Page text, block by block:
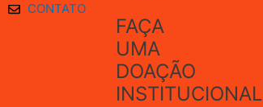
CONTATO
FAÇA
UMA
DOAÇÃO
INSTITUCIONAL